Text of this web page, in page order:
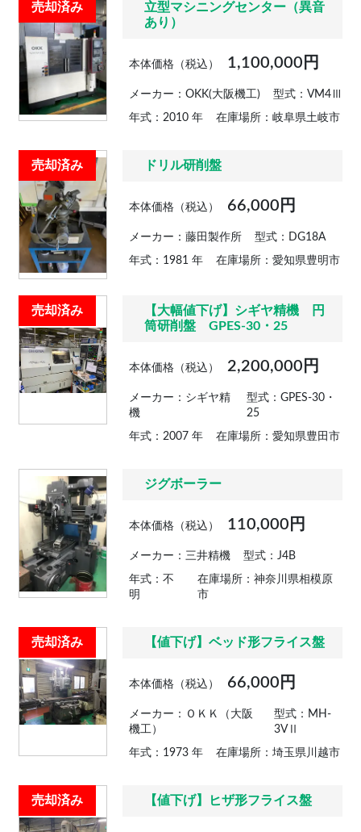
売却済み
立型マシニングセンター（異音
あり）
本体価格（税込） 1,100,000円
メーカー：OKK(大阪機工) 型式：VM4Ⅲ
年式：2010 年 在庫場所：岐阜県土岐市
売却済み ドリル研削盤
本体価格（税込） 66,000円
メーカー：藤田製作所 型式：DG18A
年式：1981 年 在庫場所：愛知県豊明市
売却済み
【大幅値下げ】シギヤ精機 円
筒研削盤 GPES-30・25
本体価格（税込） 2,200,000円
メーカー：シギヤ精
機
型式：GPES-30・
25
年式：2007 年 在庫場所：愛知県豊田市
ジグボーラー
本体価格（税込） 110,000円
メーカー：三井精機 型式：J4B
年式：不
明
在庫場所：神奈川県相模原
市
売却済み 【値下げ】ベッド形フライス盤
本体価格（税込） 66,000円
メーカー：ＯＫＫ（大阪
機工）
型式：MH-
3VⅡ
年式：1973 年 在庫場所：埼玉県川越市
売却済み 【値下げ】ヒザ形フライス盤